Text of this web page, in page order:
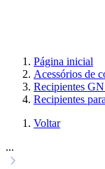
Página inicial
Acessórios de
Recipientes
Recipientes
Voltar
...